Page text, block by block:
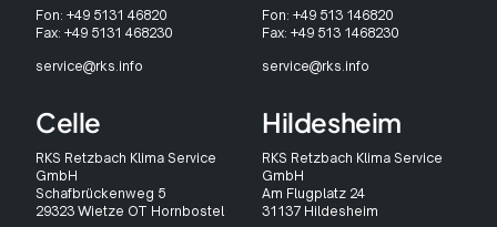
Fon: +49 5131 46820
Fax: +49 5131 468230
service@rks.info
Fon: +49 513 146820
Fax: +49 513 1468230
service@rks.info
Celle
RKS Retzbach Klima Service
GmbH
Schafbrückenweg 5
29323 Wietze OT Hornbostel
Hildesheim
RKS Retzbach Klima Service
GmbH
Am Flugplatz 24
31137 Hildesheim